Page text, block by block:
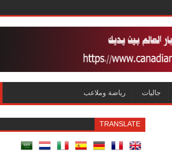
جاليات رياضة وملاعب
TRANSLATE